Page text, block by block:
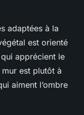
adaptées à la
est orienté
apprécient le
est plutôt à
aiment l’ombre